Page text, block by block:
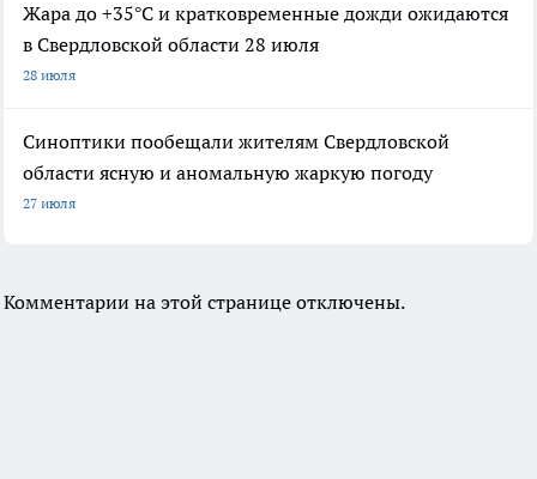
Жара до +35°С и кратковременные дожди ожидаются
в Свердловской области 28 июля
28 июля
Синоптики пообещали жителям Свердловской
области ясную и аномальную жаркую погоду
27 июля
Комментарии на этой странице отключены.